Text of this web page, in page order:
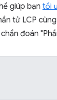
giúp bạn tối
tử LCP
đoán